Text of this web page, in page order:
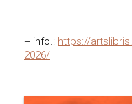
+ info.: https://
2026/